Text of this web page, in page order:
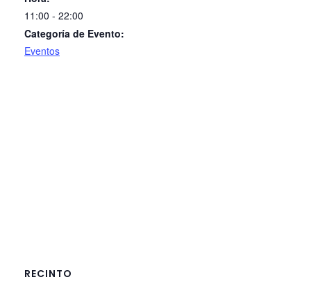
11:00 - 22:00
Categoría de Evento:
Eventos
RECINTO